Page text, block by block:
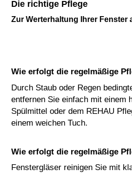
Die richtige Pflege
Zur Werterhaltung Ihrer Fenster
Wie erfolgt die regelmäßige
Durch Staub oder Regen
entfernen Sie einfach mit einem
Spülmittel oder dem REHAU
einem weichen Tuch.
Wie erfolgt die regelmäßige
Fenstergläser reinigen Sie mit